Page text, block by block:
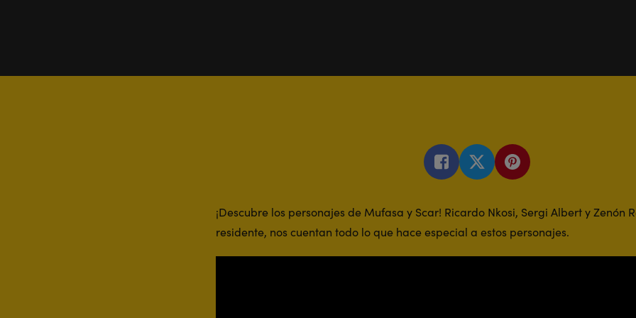
¡Descubre los personajes de Mufasa y Scar! Ricardo Nkosi, Sergi Albert y Zenón
residente, nos cuentan todo lo que hace especial a estos personajes.